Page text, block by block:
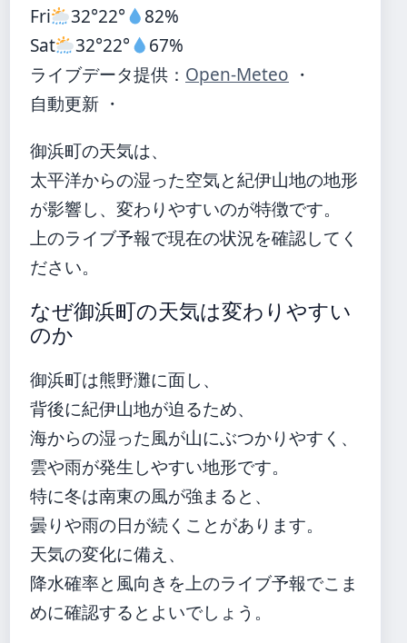
Fri
32°22°
82%
Sat
32°22°
67%
ライブデータ提供： Open-Meteo ・
自動更新 ・
御浜町の天気は、
太平洋からの湿った空気と紀伊山地の地形
が影響し、変わりやすいのが特徴です。
上のライブ予報で現在の状況を確認してく
ださい。
なぜ御浜町の天気は変わりやすい
のか
御浜町は熊野灘に面し、
背後に紀伊山地が迫るため、
海からの湿った風が山にぶつかりやすく、
雲や雨が発生しやすい地形です。
特に冬は南東の風が強まると、
曇りや雨の日が続くことがあります。
天気の変化に備え、
降水確率と風向きを上のライブ予報でこま
めに確認するとよいでしょう。